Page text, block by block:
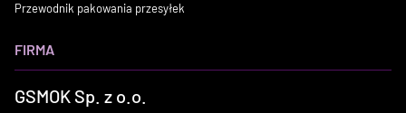
Przewodnik pakowania przesyłek
FIRMA
GSMOK Sp. z o.o.